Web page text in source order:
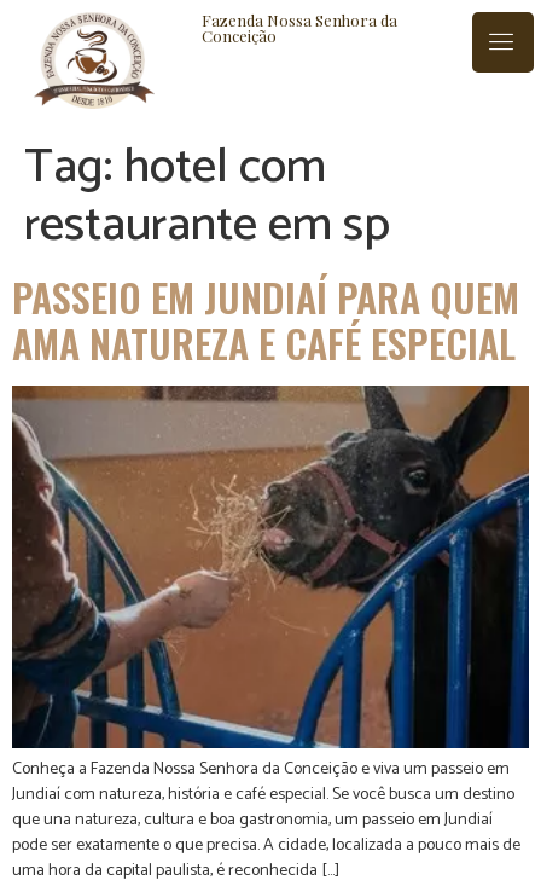
Fazenda Nossa Senhora da
Conceição
BLOG CONTATO
Tag:hotel com
restaurante em sp
PASSEIO EM JUNDIAÍ PARA QUEM
AMA NATUREZA E CAFÉ ESPECIAL
Conheça a Fazenda Nossa Senhora da Conceição e viva um passeio em
Jundiaí com natureza, história e café especial. Se você busca um destino
que una natureza, cultura e boa gastronomia, um passeio em Jundiaí
pode ser exatamente o que precisa. A cidade, localizada a pouco mais de
uma hora da capital paulista, é reconhecida […]